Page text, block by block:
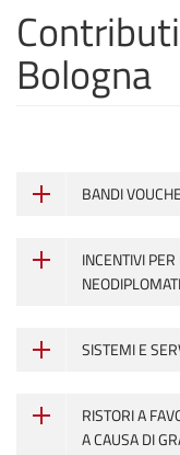
Bologna
BANDI
INCENTIVI
SISTEMI E
RISTORI A
A CAUSA DI